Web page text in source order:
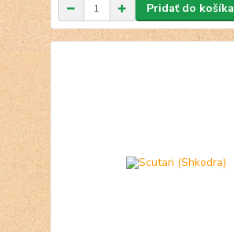
Pridať do košíka